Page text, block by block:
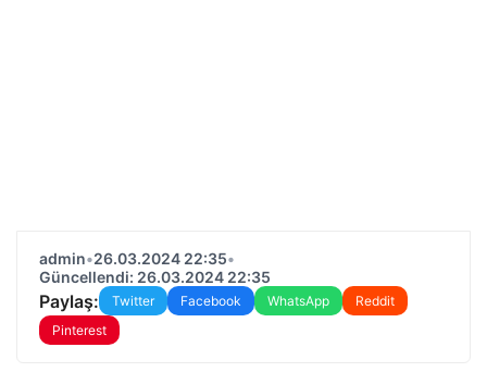
admin•26.03.2024 22:35•
Güncellendi: 26.03.2024 22:35
Paylaş: Twitter Facebook WhatsApp
Reddit
Pinterest